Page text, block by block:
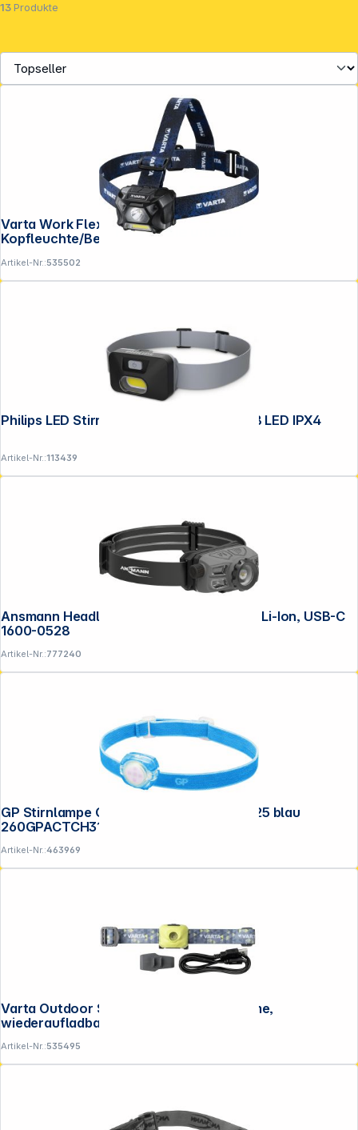
13 Produkte
Varta Work Flex Motion Sensor H20
Kopfleuchte/Bewegungssensor
Artikel-Nr.:535502
Philips LED Stirnlampe Kong Lighting COB LED IPX4
Artikel-Nr.:113439
Ansmann Headlight HD450FRS Dimmbar, Li-Ion, USB-C
1600-0528
Artikel-Nr.:777240
GP Stirnlampe CH31 40 Lumen 2 x CR 2025 blau
260GPACTCH31003
Artikel-Nr.:463969
Varta Outdoor Sports Ultralight H30R lime,
wiederaufladbar
Artikel-Nr.:535495
Folgen Sie uns auf